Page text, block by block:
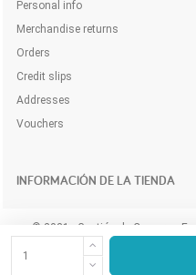
INFORMACIÓN DE LA TIENDA
Personal info
Merchandise returns
Orders
Credit slips
Addresses
Vouchers
© 2021 - Gestión de Compras
Compra y cotiza los productos e